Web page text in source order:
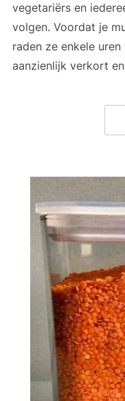
vegetariërs en
volgen. Voordat je
raden ze enkele
aanzienlijk verkort